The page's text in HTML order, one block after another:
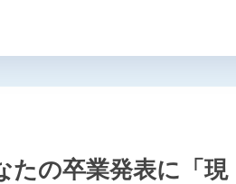
たの卒業発表に「現